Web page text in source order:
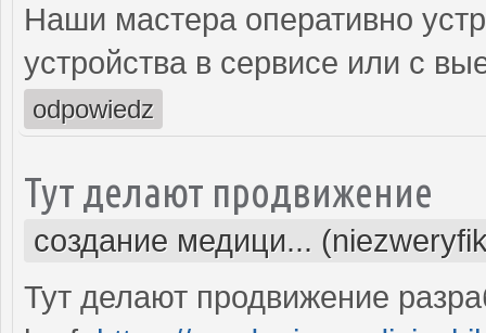
Наши мастера оперативно
устройства в сервисе или с
odpowiedz
Тут делают продвижение
создание медици...
Тут делают продвижение